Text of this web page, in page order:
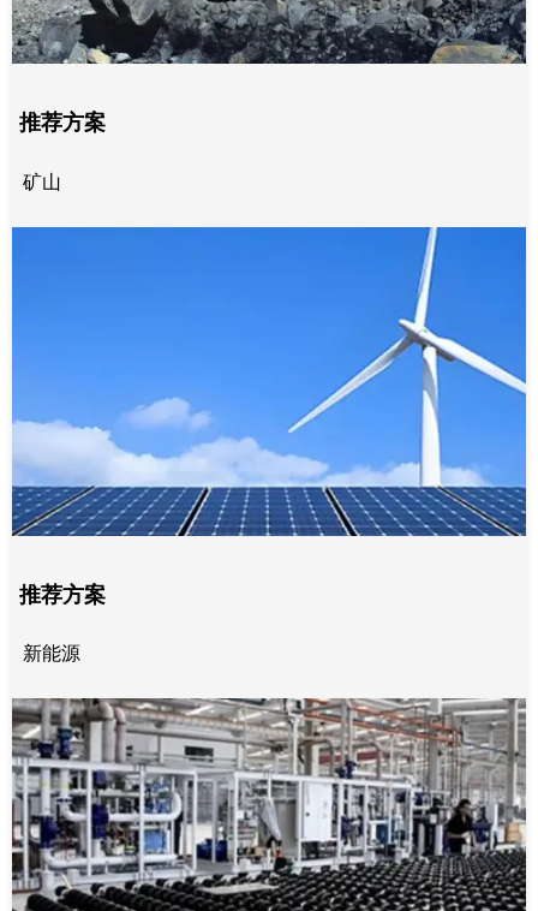
推荐方案
矿山
推荐方案
新能源